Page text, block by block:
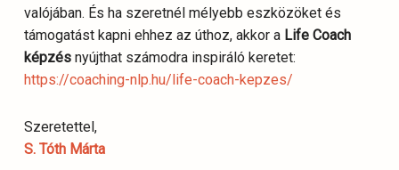
valójában. És ha szeretnél mélyebb eszközöket és
támogatást kapni ehhez az úthoz, akkor a Life Coach
képzésnyújthat számodra inspiráló keretet:
https://coaching-nlp.hu/life-coach-kepzes/
Szeretettel,
S. Tóth Márta